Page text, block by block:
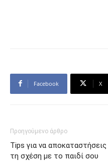
Facebook X
Προηγούμενο άρθρο
Tips για να αποκαταστήσεις
τη σχέση με το παιδί σου